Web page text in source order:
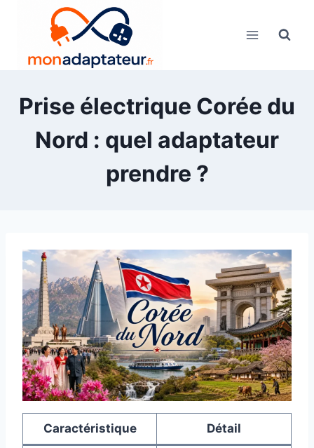
Prise électrique Corée du
Nord : quel adaptateur
prendre ?
Caractéristique Détail